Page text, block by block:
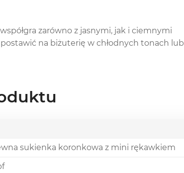
zarówno z jasnymi, jak i ciemnymi
na biżuterię w chłodnych tonach lub
sukienka koronkowa z mini rękawkiem